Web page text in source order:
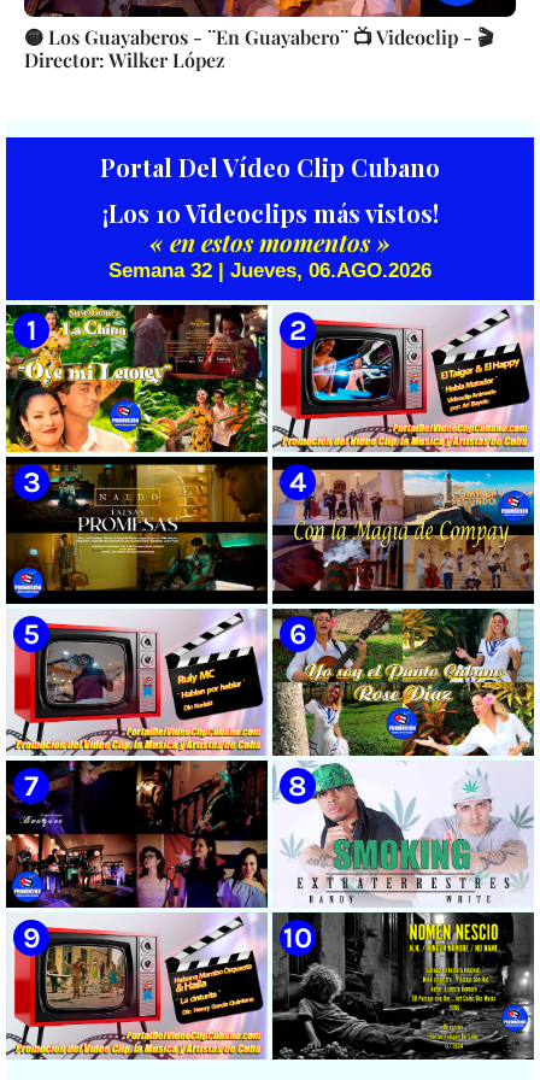
🟡 Los Guayaberos - ¨En Guayabero¨ 📺 Videoclip - 🎬
Director: Wilker López
Portal Del Vídeo Clip Cubano
¡Los 10 Videoclips más vistos!
« en estos momentos »
Semana 32 | Jueves, 06.AGO.2026
🟡 Susel Gómez (La China) ||
¨Oye Mi Leloley¨ || Director:
Onelio Jesús Larralde González
|| Música popular bailable
cubana || Videoclip || CUBA
🟡 El Taiger & El Happy ||
¨Habla Matador¨ || Videoclip
Animado || Director: Arí Bayolo
|| Música Urbana Cubana ||
CUBA
🟡 Naldo - ¨Falsas Promesas¨ 📺
Videoclip - 🎬 Dirección:
Visualeme
🟡 Grupo Compay Segundo ||
¨Con La Magia de Compay¨ ||
Música popular tradicional
cubana || Videoclip || CUBA
🟡 Ruly MC || ¨Hablan por
hablar¨ || Realizador: Kuriaki ||
Videoclip || Música Urbana
Cubana || RAP || CUBA
🟡 Rose Díaz || ¨Yo soy el Punto
Cubano¨ (Autores: Celina
González y Reutilio
Domínguez) || Director:
Yuliades Mariño Cabello ||
Música popular tradicional
cubana - Punto Cubano -
Punto Guajiro || Videoclip ||
CUBA
🟡 Bouquet - ¨Dressed Up
Animal¨ 📺 Videoclip - 🎬
Director: Mauricio Figueiral
🟡 Randy & White -
Extraterrestres - ¨Smoking¨ -
Videoclip - Dirección: Pepe